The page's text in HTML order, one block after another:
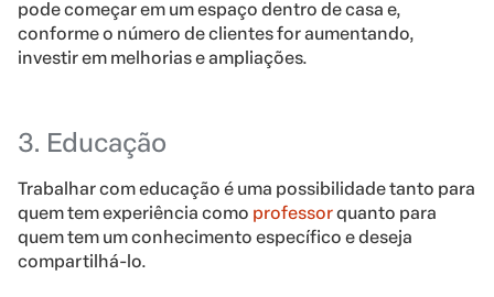
pode começar em um espaço dentro de casa e,
conforme o número de clientes for aumentando,
investir em melhorias e ampliações.
3. Educação
Trabalhar com educação é uma possibilidade tanto para
quem tem experiência como professorquanto para
quem tem um conhecimento específico e deseja
compartilhá-lo.